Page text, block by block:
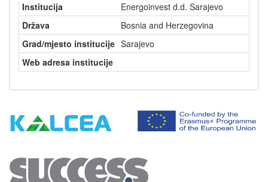
Institucija
Energoinvest d.d. Sarajevo
Država
Bosnia and Herzegovina
Grad/mjesto institucije Sarajevo
Web adresa institucije